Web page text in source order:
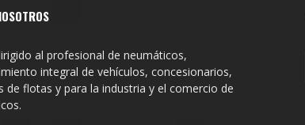
al profesional de neumáticos,
integral de vehículos, concesionarios,
de flotas y para la industria y el comercio de